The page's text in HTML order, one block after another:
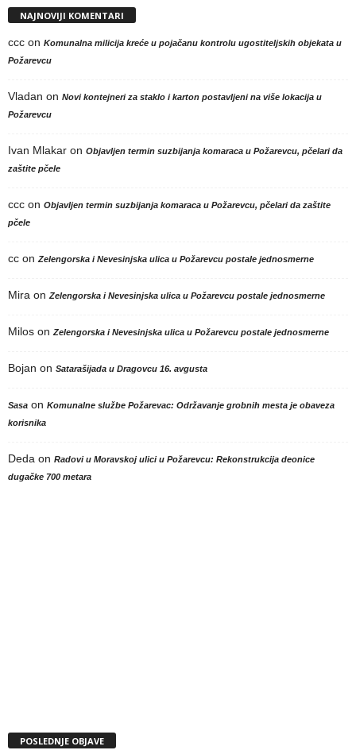
NAJNOVIJI KOMENTARI
ccc on Komunalna milicija kreće u pojačanu kontrolu ugostiteljskih objekata u
Požarevcu
Vladan on Novi kontejneri za staklo i karton postavljeni na više lokacija u
Požarevcu
Ivan Mlakar on Objavljen termin suzbijanja komaraca u Požarevcu, pčelari da
zaštite pčele
ccc on Objavljen termin suzbijanja komaraca u Požarevcu, pčelari da zaštite
pčele
cc on Zelengorska i Nevesinjska ulica u Požarevcu postale jednosmerne
Mira on Zelengorska i Nevesinjska ulica u Požarevcu postale jednosmerne
Milos on Zelengorska i Nevesinjska ulica u Požarevcu postale jednosmerne
Bojan on Satarašijada u Dragovcu 16. avgusta
Sasa on Komunalne službe Požarevac: Održavanje grobnih mesta je obaveza
korisnika
Deda on Radovi u Moravskoj ulici u Požarevcu: Rekonstrukcija deonice
dugačke 700 metara
POSLEDNJE OBJAVE